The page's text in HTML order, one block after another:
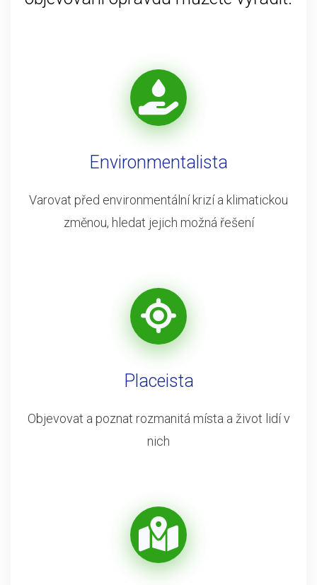
Environmentalista
Varovat před environmentální krizí a klimatickou
změnou, hledat jejich možná řešení
Placeista
Objevovat a poznat rozmanitá místa a život lidí v
nich